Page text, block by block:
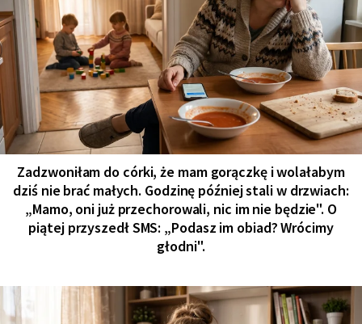
Zadzwoniłam do córki, że mam gorączkę i wolałabym
dziś nie brać małych. Godzinę później stali w drzwiach:
„Mamo, oni już przechorowali, nic im nie będzie". O
piątej przyszedł SMS: „Podasz im obiad? Wrócimy
głodni".